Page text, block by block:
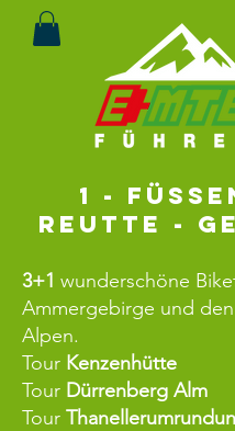
1 -
Reutte -
3+1 wunderschöne
Ammergebirge und
Alpen.
Tour Kenzenhütte
Tour Dürrenberg Alm
Tour